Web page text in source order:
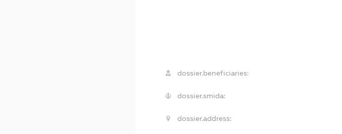
dossier.beneficiaries:
dossier.smida:
dossier.address: